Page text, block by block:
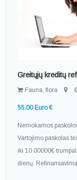
Greitųjų kreditų
Fauna, flora
55.00 Euro €
Nemokamos
Vartojimo paskolas
iki 10 00000€
dienų.